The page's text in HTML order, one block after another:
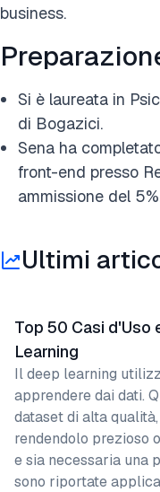
business.
Si è laureata in
di Bogazici.
Sena ha
front-end presso
ammissione del
Ultimi
Top 50 Casi d'Uso
Learning
Il deep learning
apprendere dai dati.
dataset di alta
rendendolo prezioso
e sia necessaria una
sono riportate